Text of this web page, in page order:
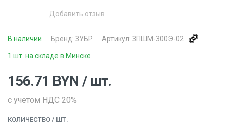
Добавить отзыв
В наличии Бренд: ЗУБР Артикул: ЗПШМ-300Э-02
1 шт. на складе в Минске
156.71 BYN / шт.
с учетом НДС 20%
КОЛИЧЕСТВО / ШТ.